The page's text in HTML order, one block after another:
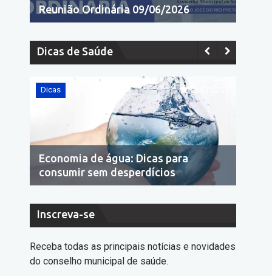
Reunião Ordinária 09/06/2026
Dicas de Saúde
Dicas
Economia de água: Dicas para
consumir sem desperdícios
Inscreva-se
Receba todas as principais notícias e novidades
do conselho municipal de saúde.